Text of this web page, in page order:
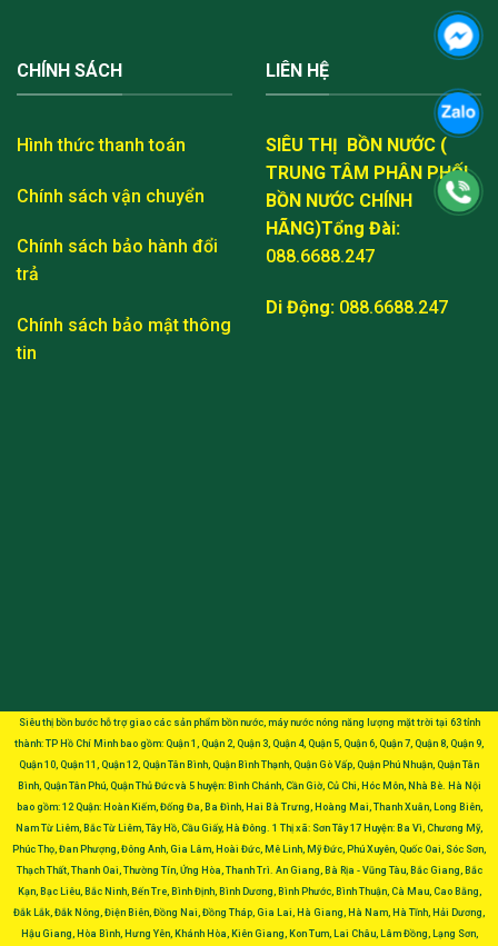
CHÍNH SÁCH
Hình thức thanh toán
Chính sách vận chuyển
Chính sách bảo hành đổi
trả
Chính sách bảo mật thông
tin
LIÊN HỆ
SIÊU THỊ BỒN NƯỚC (
TRUNG TÂM PHÂN PHỐI
BỒN NƯỚC CHÍNH
HÃNG)Tổng Đài:
088.6688.247
Di Động: 088.6688.247
Siêu thị bồn bước hỗ trợ giao các sản phẩm bồn nước, máy nước nóng năng lượng mặt trời tại 63 tỉnh
thành: TP Hồ Chí Minh bao gồm: Quận 1, Quận 2, Quận 3, Quận 4, Quận 5, Quận 6, Quận 7, Quận 8, Quận 9,
Quận 10, Quận 11, Quận 12, Quận Tân Bình, Quận Bình Thạnh, Quận Gò Vấp, Quận Phú Nhuận, Quận Tân
Bình, Quận Tân Phú, Quận Thủ Đức và 5 huyện: Bình Chánh, Cần Giờ, Củ Chi, Hóc Môn, Nhà Bè. Hà Nội
bao gồm: 12 Quận: Hoàn Kiếm, Đống Đa, Ba Đình, Hai Bà Trưng, Hoàng Mai, Thanh Xuân, Long Biên,
Nam Từ Liêm, Bắc Từ Liêm, Tây Hồ, Cầu Giấy, Hà Đông. 1 Thị xã: Sơn Tây 17 Huyện: Ba Vì, Chương Mỹ,
Phúc Thọ, Đan Phượng, Đông Anh, Gia Lâm, Hoài Đức, Mê Linh, Mỹ Đức, Phú Xuyên, Quốc Oai, Sóc Sơn,
Thạch Thất, Thanh Oai, Thường Tín, Ứng Hòa, Thanh Trì. An Giang, Bà Rịa - Vũng Tàu, Bắc Giang, Bắc
Kạn, Bạc Liêu, Bắc Ninh, Bến Tre, Bình Định, Bình Dương, Bình Phước, Bình Thuận, Cà Mau, Cao Bằng,
Đắk Lắk, Đắk Nông, Điện Biên, Đồng Nai, Đồng Tháp, Gia Lai, Hà Giang, Hà Nam, Hà Tĩnh, Hải Dương,
Hậu Giang, Hòa Bình, Hưng Yên, Khánh Hòa, Kiên Giang, Kon Tum, Lai Châu, Lâm Đồng, Lạng Sơn,